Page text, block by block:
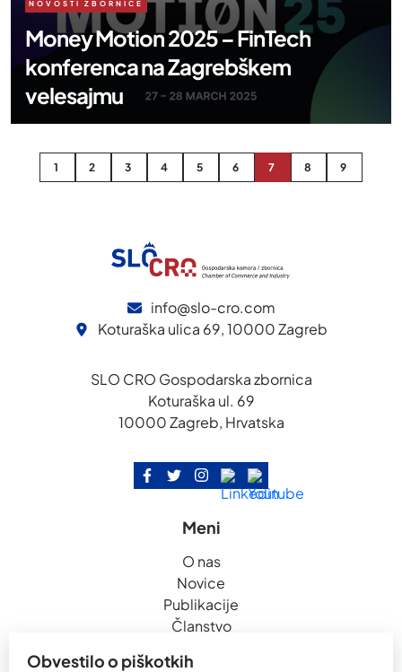
NOVOSTI ZBORNICE
Money Motion 2025 – FinTech
konferenca na Zagrebškem
velesajmu
1 2 3 4 5 6 7 8 9
info@slo-cro.com
Koturaška ulica 69, 10000 Zagreb
SLO CRO Gospodarska zbornica
Koturaška ul. 69
10000 Zagreb, Hrvatska
Meni
O nas
Novice
Publikacije
Članstvo
Obvestilo o piškotkih